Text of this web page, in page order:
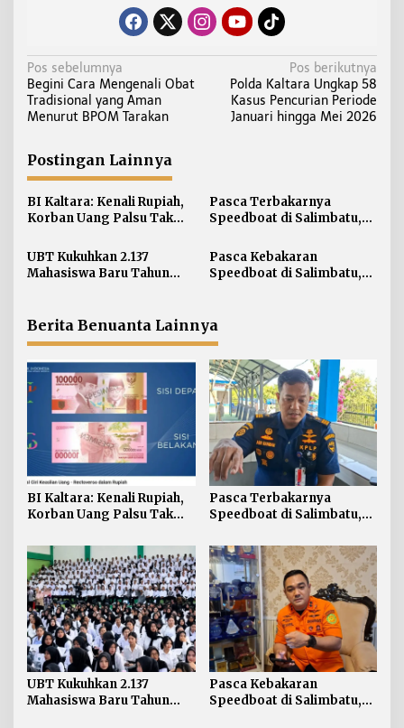
N
a
v
g
a
s
i
o
Pos sebelumnya
Begini Cara Mengenali Obat
Tradisional yang Aman
Menurut BPOM Tarakan
Pos berikutnya
Polda Kaltara Ungkap 58
Kasus Pencurian Periode
Januari hingga Mei 2026
Postingan Lainnya
BI Kaltara: Kenali Rupiah,
Korban Uang Palsu Tak
Pasca Terbakarnya
Speedboat di Salimbatu,
Pengawasan dan Edukasi
Awak Kapal
UBT Kukuhkan 2.137
Mahasiswa Baru Tahun
Pasca Kebakaran
Speedboat di Salimbatu,
Keselamatan
Berita Benuanta Lainnya
BI Kaltara: Kenali Rupiah,
Korban Uang Palsu Tak
Pasca Terbakarnya
Speedboat di Salimbatu,
Pengawasan dan Edukasi
Awak Kapal
UBT Kukuhkan 2.137
Mahasiswa Baru Tahun
Pasca Kebakaran
Speedboat di Salimbatu,